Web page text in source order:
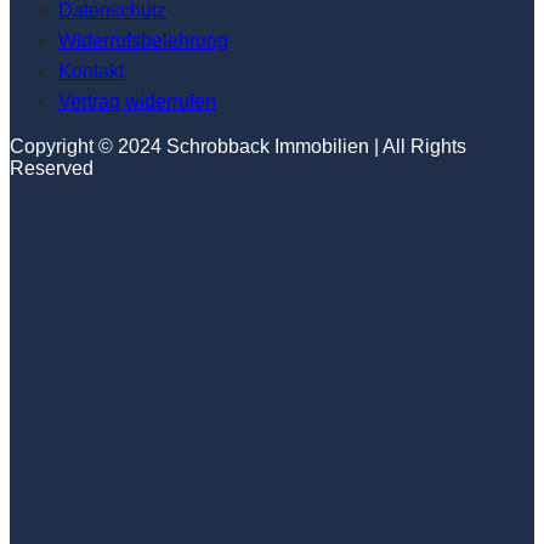
Datenschutz
Widerrufsbelehrung
Kontakt
Vertrag widerrufen
Copyright © 2024 Schrobback Immobilien | All Rights
Reserved